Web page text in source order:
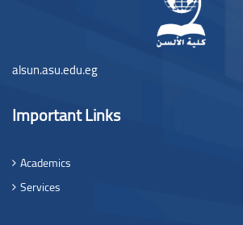
alsun.asu.edu.eg
Important Links
Academics
Services